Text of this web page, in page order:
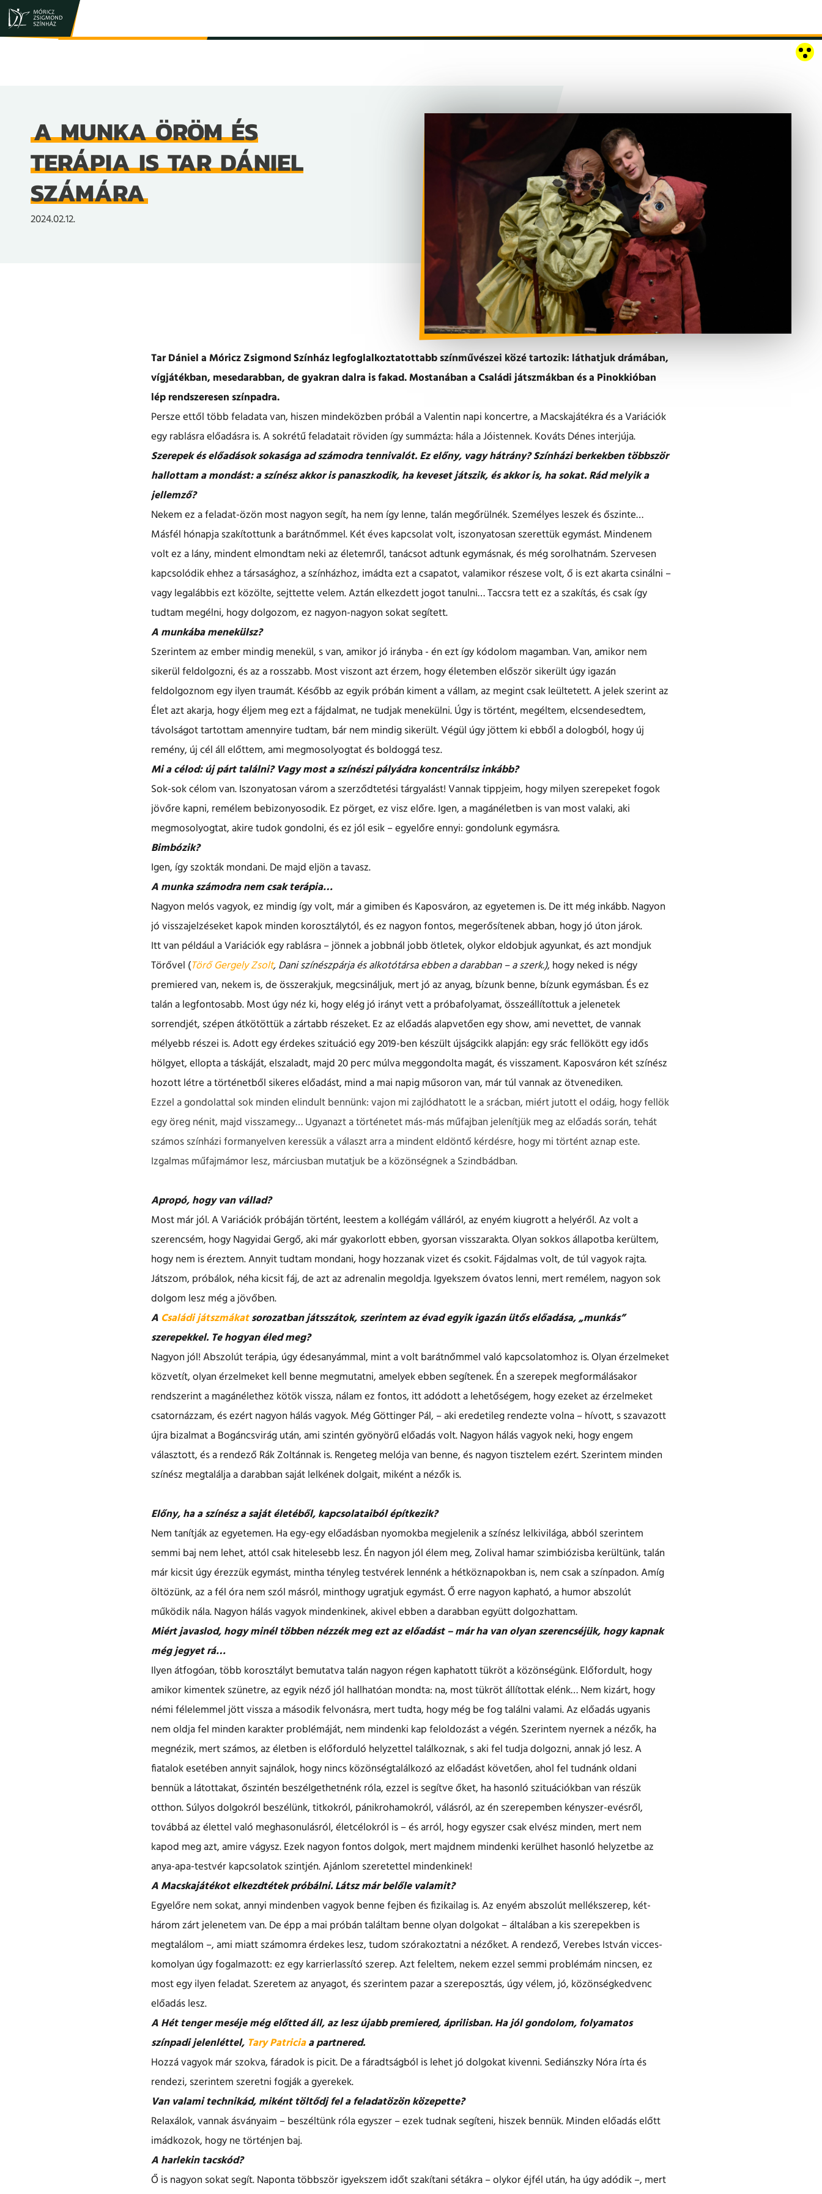
EN
A MUNKA ÖRÖM ÉS
TERÁPIA IS TAR DÁNIEL
SZÁMÁRA
2024.02.12.
Tar Dániel a Móricz Zsigmond Színház legfoglalkoztatottabb színművészei közé tartozik: láthatjuk drámában,
vígjátékban, mesedarabban, de gyakran dalra is fakad. Mostanában a Családi játszmákban és a Pinokkióban
lép rendszeresen színpadra.
Persze ettől több feladata van, hiszen mindeközben próbál a Valentin napi koncertre, a Macskajátékra és a Variációk
egy rablásra előadásra is. A sokrétű feladatait röviden így summázta: hála a Jóistennek. Kováts Dénes interjúja.
Szerepek és előadások sokasága ad számodra tennivalót. Ez előny, vagy hátrány? Színházi berkekben többször
hallottam a mondást: a színész akkor is panaszkodik, ha keveset játszik, és akkor is, ha sokat. Rád melyik a
jellemző?
Nekem ez a feladat-özön most nagyon segít, ha nem így lenne, talán megőrülnék. Személyes leszek és őszinte…
Másfél hónapja szakítottunk a barátnőmmel. Két éves kapcsolat volt, iszonyatosan szerettük egymást. Mindenem
volt ez a lány, mindent elmondtam neki az életemről, tanácsot adtunk egymásnak, és még sorolhatnám. Szervesen
kapcsolódik ehhez a társasághoz, a színházhoz, imádta ezt a csapatot, valamikor részese volt, ő is ezt akarta csinálni –
vagy legalábbis ezt közölte, sejttette velem. Aztán elkezdett jogot tanulni… Taccsra tett ez a szakítás, és csak így
tudtam megélni, hogy dolgozom, ez nagyon-nagyon sokat segített.
A munkába menekülsz?
Szerintem az ember mindig menekül, s van, amikor jó irányba - én ezt így kódolom magamban. Van, amikor nem
sikerül feldolgozni, és az a rosszabb. Most viszont azt érzem, hogy életemben először sikerült úgy igazán
feldolgoznom egy ilyen traumát. Később az egyik próbán kiment a vállam, az megint csak leültetett. A jelek szerint az
Élet azt akarja, hogy éljem meg ezt a fájdalmat, ne tudjak menekülni. Úgy is történt, megéltem, elcsendesedtem,
távolságot tartottam amennyire tudtam, bár nem mindig sikerült. Végül úgy jöttem ki ebből a dologból, hogy új
remény, új cél áll előttem, ami megmosolyogtat és boldoggá tesz.
Mi a célod: új párt találni? Vagy most a színészi pályádra koncentrálsz inkább?
Sok-sok célom van. Iszonyatosan várom a szerződtetési tárgyalást! Vannak tippjeim, hogy milyen szerepeket fogok
jövőre kapni, remélem bebizonyosodik. Ez pörget, ez visz előre. Igen, a magánéletben is van most valaki, aki
megmosolyogtat, akire tudok gondolni, és ez jól esik – egyelőre ennyi: gondolunk egymásra.
Bimbózik?
Igen, így szokták mondani. De majd eljön a tavasz.
A munka számodra nem csak terápia…
Nagyon melós vagyok, ez mindig így volt, már a gimiben és Kaposváron, az egyetemen is. De itt még inkább. Nagyon
jó visszajelzéseket kapok minden korosztálytól, és ez nagyon fontos, megerősítenek abban, hogy jó úton járok.
Itt van például a Variációk egy rablásra – jönnek a jobbnál jobb ötletek, olykor eldobjuk agyunkat, és azt mondjuk
Törővel (Törő Gergely Zsolt, Dani színészpárja és alkotótársa ebben a darabban – a szerk.), hogy neked is négy
premiered van, nekem is, de összerakjuk, megcsináljuk, mert jó az anyag, bízunk benne, bízunk egymásban. És ez
talán a legfontosabb. Most úgy néz ki, hogy elég jó irányt vett a próbafolyamat, összeállítottuk a jelenetek
sorrendjét, szépen átkötöttük a zártabb részeket. Ez az előadás alapvetően egy show, ami nevettet, de vannak
mélyebb részei is. Adott egy érdekes szituáció egy 2019-ben készült újságcikk alapján: egy srác fellökött egy idős
hölgyet, ellopta a táskáját, elszaladt, majd 20 perc múlva meggondolta magát, és visszament. Kaposváron két színész
hozott létre a történetből sikeres előadást, mind a mai napig műsoron van, már túl vannak az ötvenediken.
Ezzel a gondolattal sok minden elindult bennünk: vajon mi zajlódhatott le a srácban, miért jutott el odáig, hogy fellök
egy öreg nénit, majd visszamegy… Ugyanazt a történetet más-más műfajban jelenítjük meg az előadás során, tehát
számos színházi formanyelven keressük a választ arra a mindent eldöntő kérdésre, hogy mi történt aznap este.
Izgalmas műfajmámor lesz, márciusban mutatjuk be a közönségnek a Szindbádban.
Apropó, hogy van vállad?
Most már jól. A Variációk próbáján történt, leestem a kollégám válláról, az enyém kiugrott a helyéről. Az volt a
szerencsém, hogy Nagyidai Gergő, aki már gyakorlott ebben, gyorsan visszarakta. Olyan sokkos állapotba kerültem,
hogy nem is éreztem. Annyit tudtam mondani, hogy hozzanak vizet és csokit. Fájdalmas volt, de túl vagyok rajta.
Játszom, próbálok, néha kicsit fáj, de azt az adrenalin megoldja. Igyekszem óvatos lenni, mert remélem, nagyon sok
dolgom lesz még a jövőben.
A Családi játszmákatsorozatban játsszátok, szerintem az évad egyik igazán ütős előadása, „munkás”
szerepekkel. Te hogyan éled meg?
Nagyon jól! Abszolút terápia, úgy édesanyámmal, mint a volt barátnőmmel való kapcsolatomhoz is. Olyan érzelmeket
közvetít, olyan érzelmeket kell benne megmutatni, amelyek ebben segítenek. Én a szerepek megformálásakor
rendszerint a magánélethez kötök vissza, nálam ez fontos, itt adódott a lehetőségem, hogy ezeket az érzelmeket
csatornázzam, és ezért nagyon hálás vagyok. Még Göttinger Pál, – aki eredetileg rendezte volna – hívott, s szavazott
újra bizalmat a Bogáncsvirág után, ami szintén gyönyörű előadás volt. Nagyon hálás vagyok neki, hogy engem
választott, és a rendező Rák Zoltánnak is. Rengeteg melója van benne, és nagyon tisztelem ezért. Szerintem minden
színész megtalálja a darabban saját lelkének dolgait, miként a nézők is.
Előny, ha a színész a saját életéből, kapcsolataiból építkezik?
Nem tanítják az egyetemen. Ha egy-egy előadásban nyomokba megjelenik a színész lelkivilága, abból szerintem
semmi baj nem lehet, attól csak hitelesebb lesz. Én nagyon jól élem meg, Zolival hamar szimbiózisba kerültünk, talán
már kicsit úgy érezzük egymást, mintha tényleg testvérek lennénk a hétköznapokban is, nem csak a színpadon. Amíg
öltözünk, az a fél óra nem szól másról, minthogy ugratjuk egymást. Ő erre nagyon kapható, a humor abszolút
működik nála. Nagyon hálás vagyok mindenkinek, akivel ebben a darabban együtt dolgozhattam.
Miért javaslod, hogy minél többen nézzék meg ezt az előadást – már ha van olyan szerencséjük, hogy kapnak
még jegyet rá…
Ilyen átfogóan, több korosztályt bemutatva talán nagyon régen kaphatott tükröt a közönségünk. Előfordult, hogy
amikor kimentek szünetre, az egyik néző jól hallhatóan mondta: na, most tükröt állítottak elénk… Nem kizárt, hogy
némi félelemmel jött vissza a második felvonásra, mert tudta, hogy még be fog találni valami. Az előadás ugyanis
nem oldja fel minden karakter problémáját, nem mindenki kap feloldozást a végén. Szerintem nyernek a nézők, ha
megnézik, mert számos, az életben is előforduló helyzettel találkoznak, s aki fel tudja dolgozni, annak jó lesz. A
fiatalok esetében annyit sajnálok, hogy nincs közönségtalálkozó az előadást követően, ahol fel tudnánk oldani
bennük a látottakat, őszintén beszélgethetnénk róla, ezzel is segítve őket, ha hasonló szituációkban van részük
otthon. Súlyos dolgokról beszélünk, titkokról, pánikrohamokról, válásról, az én szerepemben kényszer-evésről,
továbbá az élettel való meghasonulásról, életcélokról is – és arról, hogy egyszer csak elvész minden, mert nem
kapod meg azt, amire vágysz. Ezek nagyon fontos dolgok, mert majdnem mindenki kerülhet hasonló helyzetbe az
anya-apa-testvér kapcsolatok szintjén. Ajánlom szeretettel mindenkinek!
A Macskajátékot elkezdtétek próbálni. Látsz már belőle valamit?
Egyelőre nem sokat, annyi mindenben vagyok benne fejben és fizikailag is. Az enyém abszolút mellékszerep, két-
három zárt jelenetem van. De épp a mai próbán találtam benne olyan dolgokat – általában a kis szerepekben is
megtalálom –, ami miatt számomra érdekes lesz, tudom szórakoztatni a nézőket. A rendező, Verebes István vicces-
komolyan úgy fogalmazott: ez egy karrierlassító szerep. Azt feleltem, nekem ezzel semmi problémám nincsen, ez
most egy ilyen feladat. Szeretem az anyagot, és szerintem pazar a szereposztás, úgy vélem, jó, közönségkedvenc
előadás lesz.
A Hét tenger meséje még előtted áll, az lesz újabb premiered, áprilisban. Ha jól gondolom, folyamatos
színpadi jelenléttel, Tary Patriciaa partnered.
Hozzá vagyok már szokva, fáradok is picit. De a fáradtságból is lehet jó dolgokat kivenni. Sediánszky Nóra írta és
rendezi, szerintem szeretni fogják a gyerekek.
Van valami technikád, miként töltődj fel a feladatözön közepette?
Relaxálok, vannak ásványaim – beszéltünk róla egyszer – ezek tudnak segíteni, hiszek bennük. Minden előadás előtt
imádkozok, hogy ne történjen baj.
A harlekin tacskód?
Ő is nagyon sokat segít. Naponta többször igyekszem időt szakítani sétákra – olykor éjfél után, ha úgy adódik –, mert